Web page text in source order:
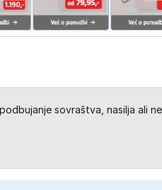
sovraštva, nasilja ali